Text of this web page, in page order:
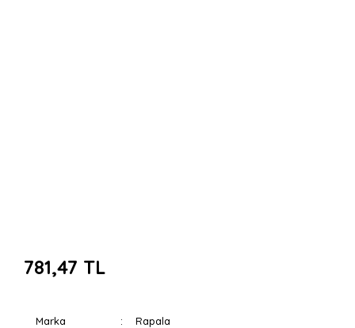
781,47 TL
Marka Rapala